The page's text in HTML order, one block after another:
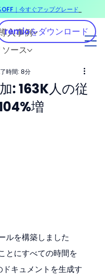
入事例
ソース
remioをダウンロード
: 163K人の従
増
時間: 8分
ルを構築しました
とにすべての時間を
キュメントを生成す
｜今すぐアップグレード